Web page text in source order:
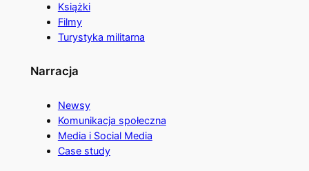
Książki
Filmy
Turystyka militarna
Narracja
Newsy
Komunikacja społeczna
Media i Social Media
Case study